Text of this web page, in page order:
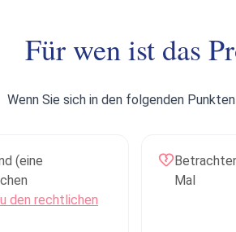
Für wen ist das
Wenn Sie sich in den folgenden
(eine
den rechtlichen
Mal